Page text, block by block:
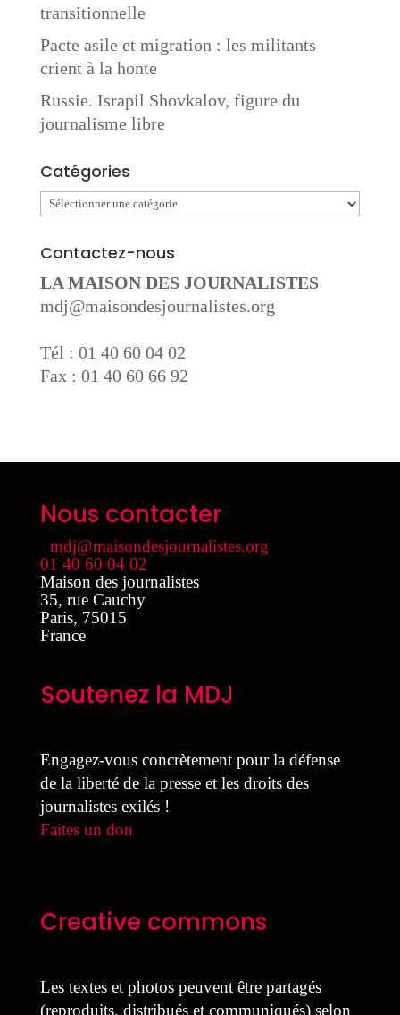
transitionnelle
Pacte asile et migration : les militants
crient à la honte
Russie. Israpil Shovkalov, figure du
journalisme libre
Catégories
Catégories
Contactez-nous
LA MAISON DES JOURNALISTES
mdj@maisondesjournalistes.org
Tél : 01 40 60 04 02
Fax : 01 40 60 66 92
Nous contacter
mdj@maisondesjournalistes.org
01 40 60 04 02
Maison des journalistes
35, rue Cauchy
Paris, 75015
France
Soutenez la MDJ
Engagez-vous concrètement pour la défense
de la liberté de la presse et les droits des
journalistes exilés !
Faites un don
Creative commons
Les textes et photos peuvent être partagés
(reproduits, distribués et communiqués) selon